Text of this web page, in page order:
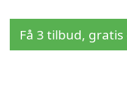
Få 3 tilbud,